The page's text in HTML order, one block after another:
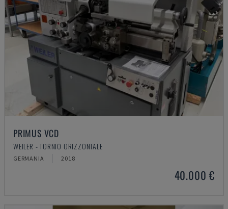
PRIMUS VCD
WEILER - TORNIO ORIZZONTALE
GERMANIA 2018
40.000 €